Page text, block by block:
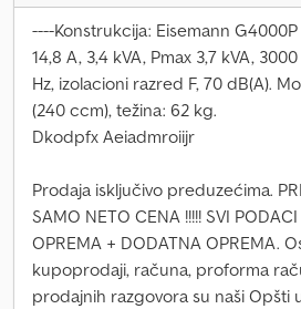
----Konstrukcija: Eisemann
14,8 A, 3,4 kVA, Pmax 3,7 kVA,
Hz, izolacioni razred F, 70 dB(A).
(240 ccm), težina: 62 kg.
Dkodpfx Aeiadmroiijr
Prodaja isključivo preduzećima.
SAMO NETO CENA !!!!! SVI
OPREMA + DODATNA OPREMA.
kupoprodaji, računa, proforma
prodajnih razgovora su naši Opšti